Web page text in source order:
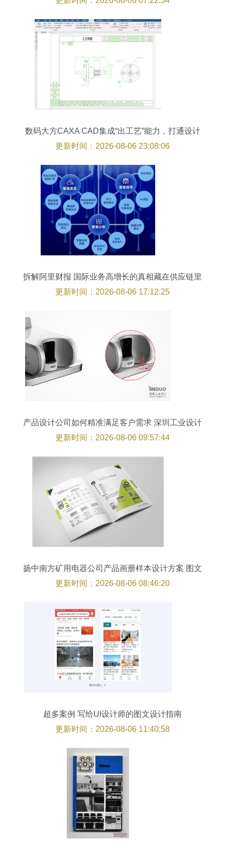
数码大方CAXA CAD集成“出工艺”能力，打通设计
到制造数据链
更新时间：2026-08-06 23:08:06
拆解阿里财报 国际业务高增长的真相藏在供应链里
更新时间：2026-08-06 17:12:25
产品设计公司如何精准满足客户需求 深圳工业设计
与图文设计的关键策略
更新时间：2026-08-06 09:57:44
扬中南方矿用电器公司产品画册样本设计方案 图文
融合 专业呈现
更新时间：2026-08-06 08:46:20
超多案例 写给UI设计师的图文设计指南
更新时间：2026-08-06 11:40:58